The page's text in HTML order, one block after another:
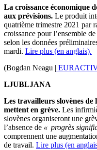
La croissance économique
aux prévisions. Le produit
quatrième trimestre 2021 par
croissance pour l’ensemble
selon les données
mardi. Lire plus (en anglais).
(Bogdan Neagu |
LJUBLJANA
Les travailleurs slovènes de
mettent en grève. Les
slovènes organiseront une
l’absence de « progrès
comprennent une
de travail. Lire plus (en